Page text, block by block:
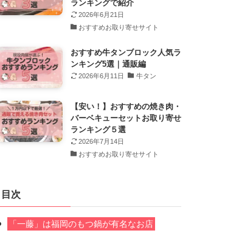
ランキングで紹介
2026年6月21日
おすすめお取り寄せサイト
おすすめ牛タンブロック人気ラ
ンキング5選｜通販編
2026年6月11日 牛タン
【安い！】おすすめの焼き肉・
バーベキューセットお取り寄せ
ランキング５選
2026年7月14日
おすすめお取り寄せサイト
目次
「一藤」は福岡のもつ鍋が有名なお店